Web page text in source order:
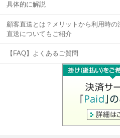
具体的に解説
顧客直送とは？メリットから利用時
直送についてもご紹介
【FAQ】よくあるご質問